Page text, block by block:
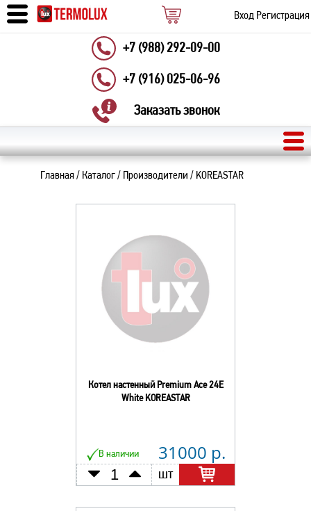
Вход Регистрация
+7 (988) 292-09-00
+7 (916) 025-06-96
Заказать звонок
Главная/ Каталог/ Производители / KOREASTAR
Котел настенный Premium Асе 24E
White KOREASTAR
В наличии 31000 р.
шт